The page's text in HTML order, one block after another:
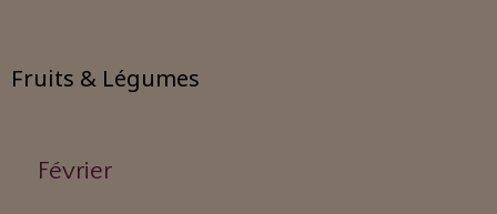
Fruits & Légumes
Février